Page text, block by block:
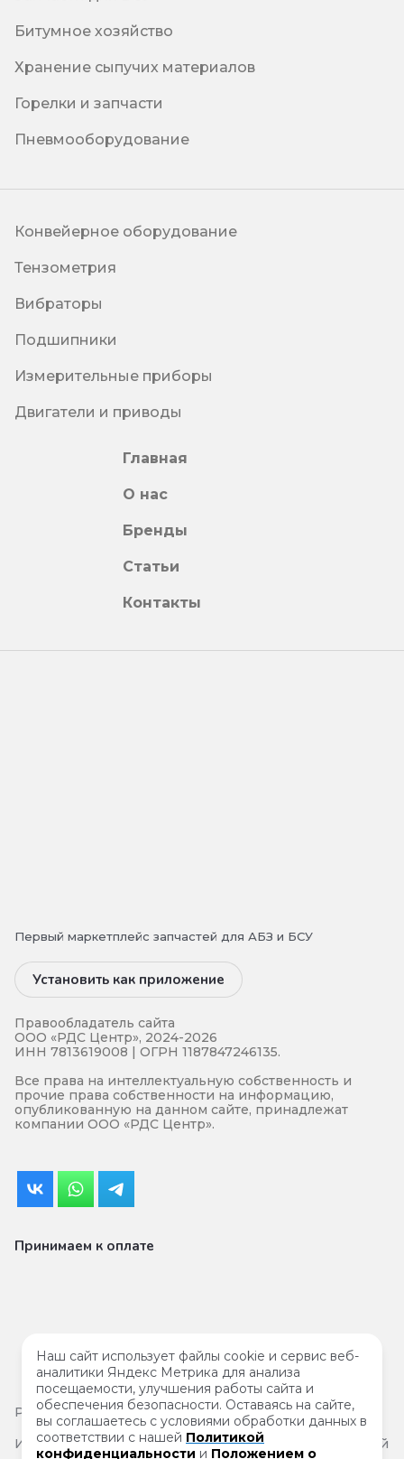
Битумное хозяйство
Хранение сыпучих материалов
Горелки и запчасти
Пневмооборудование
Конвейерное оборудование
Тензометрия
Вибраторы
Подшипники
Измерительные приборы
Двигатели и приводы
Главная
О нас
Бренды
Статьи
Контакты
Первый маркетплейс запчастей для АБЗ и БСУ
Установить как приложение
Правообладатель сайта
ООО «РДС Центр», 2024-2026
ИНН 7813619008 | ОГРН 1187847246135.
Все права на интеллектуальную собственность и
прочие права собственности на информацию,
опубликованную на данном сайте, принадлежат
компании ООО «РДС Центр».
Принимаем к оплате
Результатыспециальной проверки условий труда
Информация на сайте не является публичной офертой
Наш сайт использует файлы cookie и сервис веб-
аналитики Яндекс Метрика для анализа
посещаемости, улучшения работы сайта и
обеспечения безопасности. Оставаясь на сайте,
вы соглашаетесь с условиями обработки данных в
соответствии с нашей Политикой
конфиденциальности и Положением о